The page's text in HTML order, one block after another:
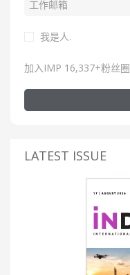
我是人.
加入IMP 16,337+粉丝圈
LATEST ISSUE